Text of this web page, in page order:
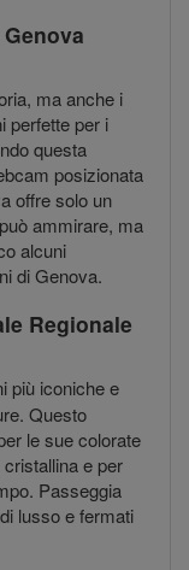
ma anche i
perfette per i
questa
posizionata
offre solo un
ammirare, ma
alcuni
di Genova.
Regionale
più iconiche e
Questo
le sue colorate
e per
Passeggia
lusso e fermati